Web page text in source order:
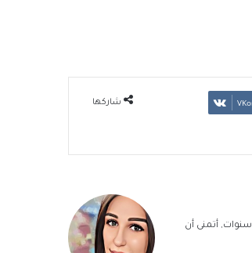
شاركها
سيلفا الزياك, كاتبة محتوى مدقق لغوياً وموافق لشروط السيو, أعمل بكتابة المحتوى منذ أكثر من 5 سنوات, أتمنى أن